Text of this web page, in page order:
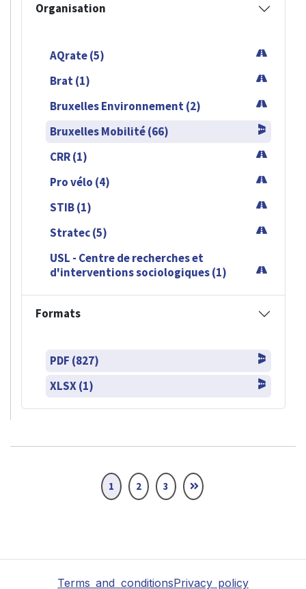
Organisation
AQrate (5)
Brat (1)
Bruxelles Environnement (2)
Bruxelles Mobilité (66)
CRR (1)
Pro vélo (4)
STIB (1)
Stratec (5)
USL - Centre de recherches et
d'interventions sociologiques (1)
Formats
PDF (827)
XLSX (1)
1 2 3
Terms and conditionsPrivacy policy